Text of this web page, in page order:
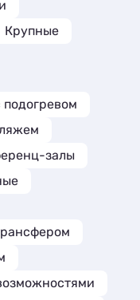
Крупные
залы